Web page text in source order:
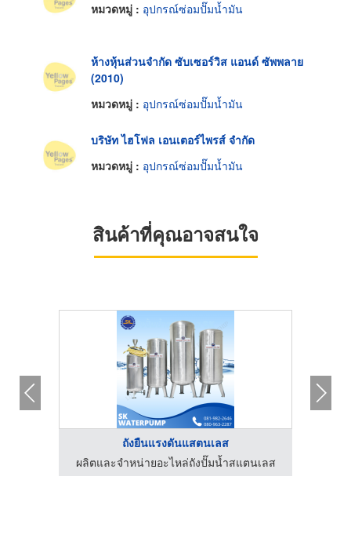
หมวดหมู่ : อุปกรณ์ซ่อมปั๊มน้ำมัน
ห้างหุ้นส่วนจำกัด ซับเซอร์วิส แอนด์ ซัพพลาย
(2010)
หมวดหมู่ : อุปกรณ์ซ่อมปั๊มน้ำมัน
บริษัท ไฮโฟล เอนเตอร์ไพรส์ จำกัด
หมวดหมู่ : อุปกรณ์ซ่อมปั๊มน้ำมัน
สินค้าที่คุณอาจสนใจ
ถังยืนแรงดันแสตนเลส
ผลิตและจำหน่ายอะไหล่ถังปั๊มน้ำสแตนเลส